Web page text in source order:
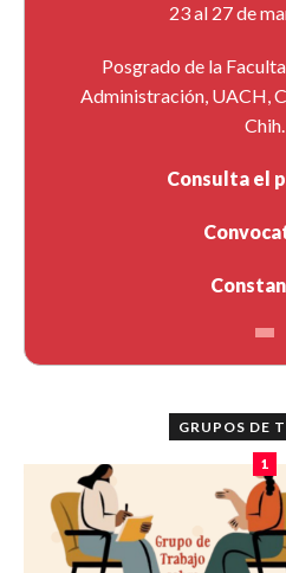
23 al 27 de
Posgrado de la
Administración, UACH,
Chih.
Consulta el
GRUPOS DE
1